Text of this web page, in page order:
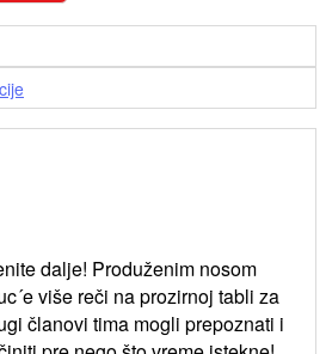
dalje! Produženim nosom
više reči na prozirnoj tabli za
članovi tima mogli prepoznati i